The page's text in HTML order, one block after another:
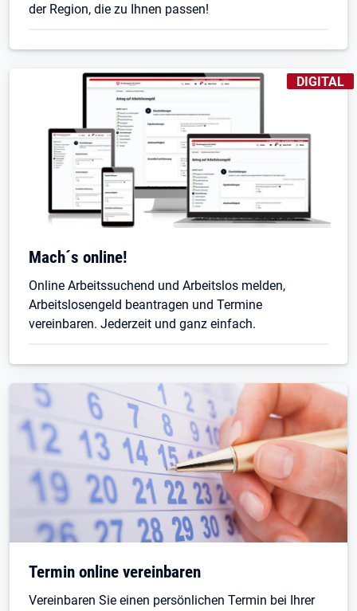
der Region, die zu Ihnen passen!
DIGITAL
Öffnet in neuem Tab
Mach´s online!
Online Arbeitssuchend und Arbeitslos melden,
Arbeitslosengeld beantragen und Termine
vereinbaren. Jederzeit und ganz einfach.
Termin online vereinbaren
Vereinbaren Sie einen persönlichen Termin bei Ihrer